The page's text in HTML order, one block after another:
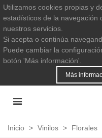
Utilizamos cookies propias y
estadísticos de la navegación
nuestros servicios.
Si acepta o continúa
Puede cambiar la
botón 'Más información'.
Más
Inicio > Vinilos > Florales